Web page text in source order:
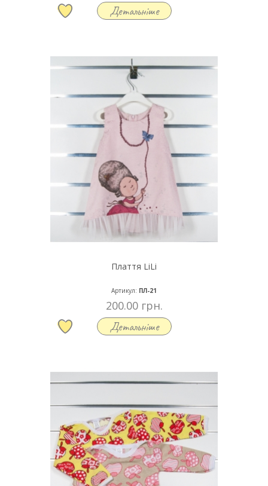
Детальніше
Плаття LiLi
Артикул: ПЛ-21
200.00 грн.
Детальніше